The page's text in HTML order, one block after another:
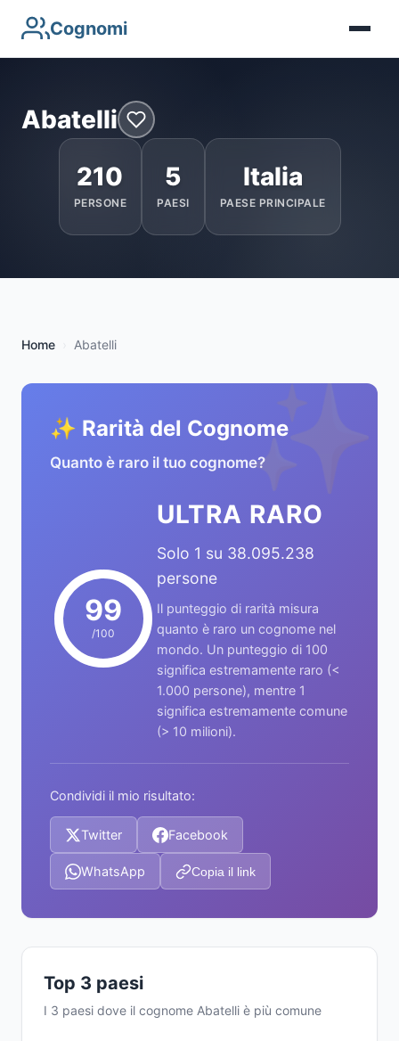
Cognomi
Abatelli
210
PERSONE
5
PAESI
Italia
PAESE PRINCIPALE
Home Abatelli
✨
✨ Rarità del Cognome
Quanto è raro il tuo cognome?
99
/100
ULTRA RARO
Solo 1 su 38.095.238
persone
Il punteggio di rarità misura
quanto è raro un cognome nel
mondo. Un punteggio di 100
significa estremamente raro (<
1.000 persone), mentre 1
significa estremamente comune
(> 10 milioni).
Condividi il mio risultato:
Twitter Facebook
WhatsApp Copia il link
Top 3 paesi
I 3 paesi dove il cognome Abatelli è più comune